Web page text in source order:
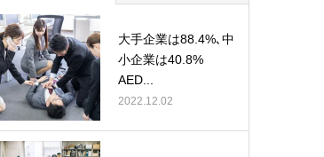
大手企業は88.4%､中
小企業は40.8%
AED...
2022.12.02